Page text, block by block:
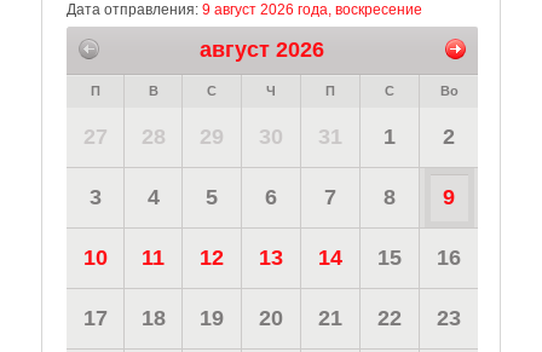
Дата отправления: 9 август 2026 года, воскресение
август 2026
П В С Ч П С Во
27 28 29 30 31 1 2
3 4 5 6 7 8 9
10 11 12 13 14 15 16
17 18 19 20 21 22 23